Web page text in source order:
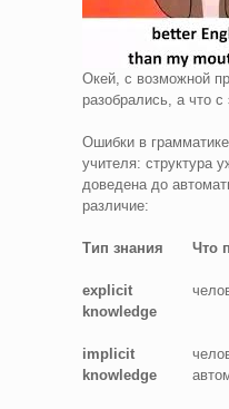
Окей, с возможной
разобрались, а что
Ошибки в
учителя: структура
доведена до
различие:
Тип знания Что
explicit
knowledge
implicit
knowledge